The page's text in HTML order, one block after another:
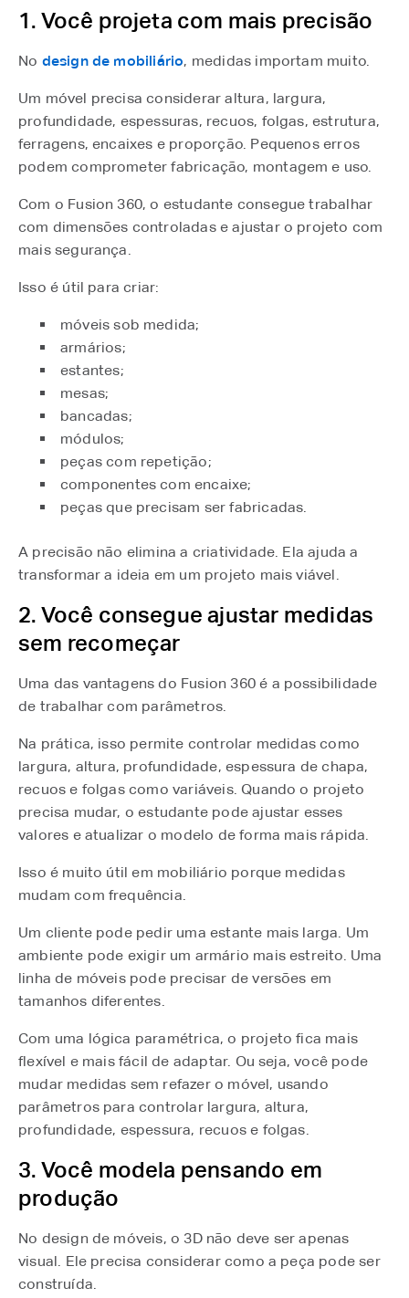
1. Você projeta com mais precisão
No design de mobiliário, medidas importam muito.
Um móvel precisa considerar altura, largura,
profundidade, espessuras, recuos, folgas, estrutura,
ferragens, encaixes e proporção. Pequenos erros
podem comprometer fabricação, montagem e uso.
Com o Fusion 360, o estudante consegue trabalhar
com dimensões controladas e ajustar o projeto com
mais segurança.
Isso é útil para criar:
móveis sob medida;
armários;
estantes;
mesas;
bancadas;
módulos;
peças com repetição;
componentes com encaixe;
peças que precisam ser fabricadas.
A precisão não elimina a criatividade. Ela ajuda a
transformar a ideia em um projeto mais viável.
2. Você consegue ajustar medidas
sem recomeçar
Uma das vantagens do Fusion 360 é a possibilidade
de trabalhar com parâmetros.
Na prática, isso permite controlar medidas como
largura, altura, profundidade, espessura de chapa,
recuos e folgas como variáveis. Quando o projeto
precisa mudar, o estudante pode ajustar esses
valores e atualizar o modelo de forma mais rápida.
Isso é muito útil em mobiliário porque medidas
mudam com frequência.
Um cliente pode pedir uma estante mais larga. Um
ambiente pode exigir um armário mais estreito. Uma
linha de móveis pode precisar de versões em
tamanhos diferentes.
Com uma lógica paramétrica, o projeto fica mais
flexível e mais fácil de adaptar. Ou seja, você pode
mudar medidas sem refazer o móvel, usando
parâmetros para controlar largura, altura,
profundidade, espessura, recuos e folgas.
3. Você modela pensando em
produção
No design de móveis, o 3D não deve ser apenas
visual. Ele precisa considerar como a peça pode ser
construída.